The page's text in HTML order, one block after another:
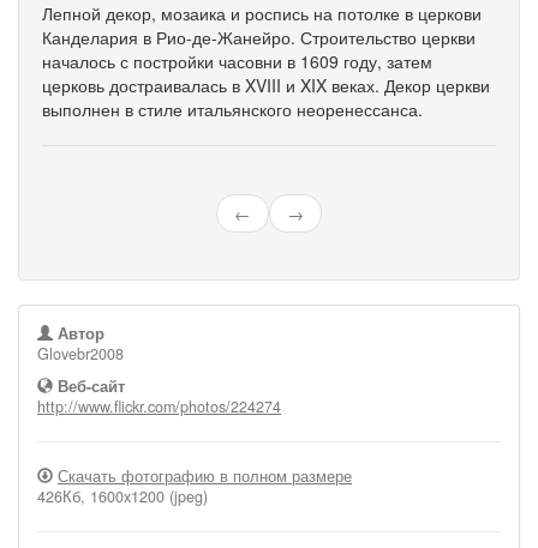
Лепной декор, мозаика и роспись на потолке в церкови
Канделария в Рио-де-Жанейро. Строительство церкви
началось с постройки часовни в 1609 году, затем
церковь достраивалась в XVIII и XIX веках. Декор церкви
выполнен в стиле итальянского неоренессанса.
← →
Автор
Glovebr2008
Веб-сайт
http://www.flickr.com/photos/224274
Скачать фотографию в полном размере
426Кб, 1600x1200 (jpeg)